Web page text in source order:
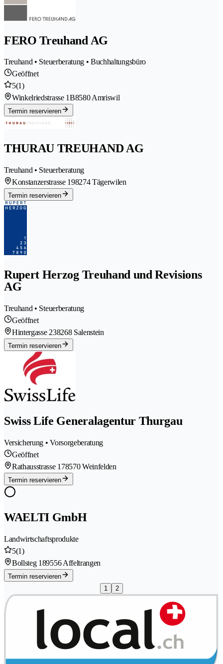
FERO Treuhand AG
Treuhand • Steuerberatung • Buchhaltungsbüro
Geöffnet
5(1)
Winkelriedstrasse 1B8580 Amriswil
Termin reservieren
THURAU TREUHAND AG
Treuhand • Steuerberatung
Konstanzerstrasse 198274 Tägerwilen
Termin reservieren
Rupert Herzog Treuhand und Revisions
AG
Treuhand • Steuerberatung
Geöffnet
Hintergasse 238268 Salenstein
Termin reservieren
Swiss Life Generalagentur Thurgau
Versicherung • Vorsorgeberatung
Geöffnet
Rathausstrasse 178570 Weinfelden
Termin reservieren
WAELTI GmbH
Landwirtschaftsprodukte
5(1)
Bollsteg 189556 Affeltrangen
Termin reservieren
1
2